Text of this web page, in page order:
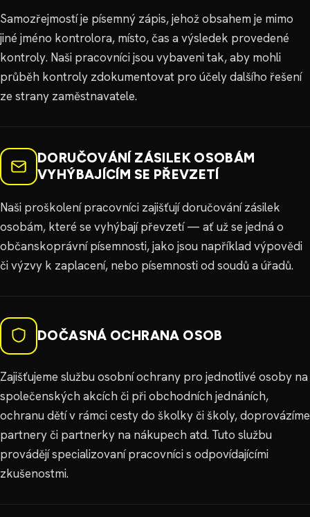
Samozřejmostí je písemný zápis, jehož obsahem je mimo
jiné jméno kontrolora, místo, čas a výsledek provedené
kontroly. Naši pracovníci jsou vybaveni tak, aby mohli
průběh kontroly zdokumentovat pro účely dalšího řešení
ze strany zaměstnavatele.
DORUČOVÁNÍ ZÁSILEK OSOBÁM
VYHÝBAJÍCÍM SE PŘEVZETÍ
Naši proškolení pracovníci zajišťují doručování zásilek
osobám, které se vyhýbají převzetí — ať už se jedná o
občanskoprávní písemnosti, jako jsou například výpovědi
či výzvy k zaplacení, nebo písemnosti od soudů a úřadů.
DOČASNÁ OCHRANA OSOB
Zajišťujeme službu osobní ochrany pro jednotlivé osoby na
společenských akcích či při obchodních jednáních,
ochranu dětí v rámci cesty do školky či školy, doprovázíme
partnery či partnerky na nákupech atd. Tuto službu
provádějí specializovaní pracovníci s odpovídajícími
zkušenostmi.